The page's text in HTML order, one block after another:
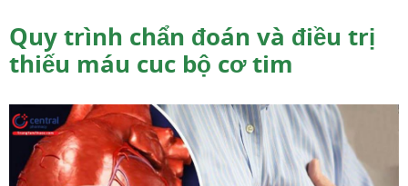
Quy trình chẩn đoán và điều trị
thiếu máu cuc bộ cơ tim